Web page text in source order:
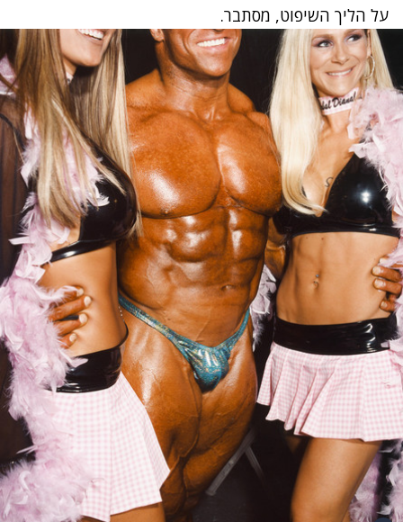
על הליך השיפוט, מסתבר.